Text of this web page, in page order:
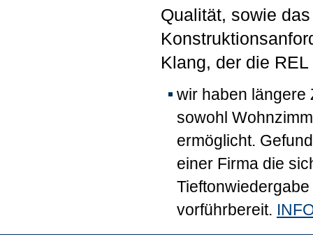
Qualität, sowie
Klang, der die
wir haben längere
sowohl
ermöglicht.
einer Firma die
vorführbereit.